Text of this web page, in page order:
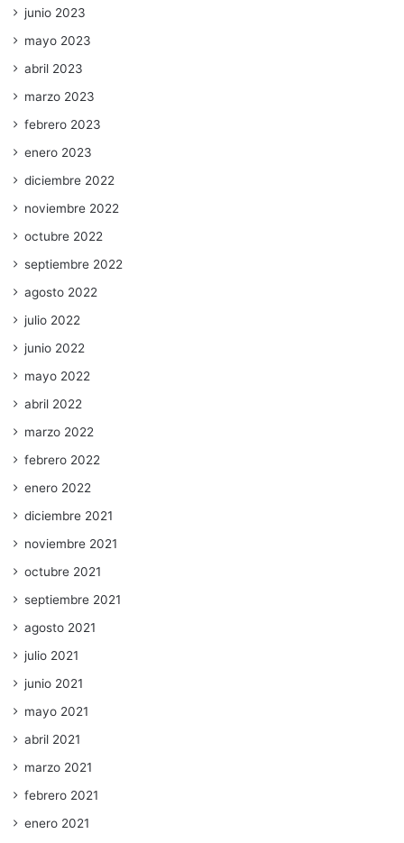
junio 2023
mayo 2023
abril 2023
marzo 2023
febrero 2023
enero 2023
diciembre 2022
noviembre 2022
octubre 2022
septiembre 2022
agosto 2022
julio 2022
junio 2022
mayo 2022
abril 2022
marzo 2022
febrero 2022
enero 2022
diciembre 2021
noviembre 2021
octubre 2021
septiembre 2021
agosto 2021
julio 2021
junio 2021
mayo 2021
abril 2021
marzo 2021
febrero 2021
enero 2021